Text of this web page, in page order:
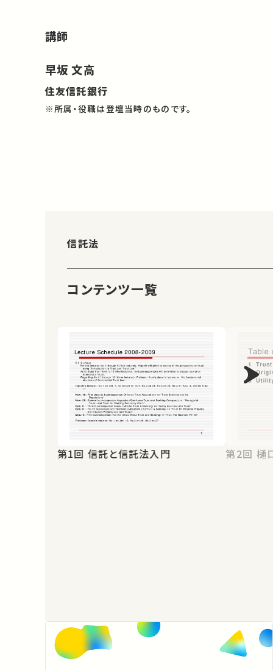
講師
早坂 文高
住友信託銀行
※所属・役職は登壇当時のものです。
信託法
コンテンツ一覧
第1回 信託と信託法入門 第2